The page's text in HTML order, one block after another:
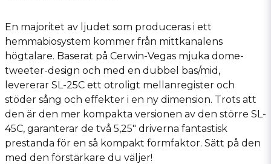
En majoritet av ljudet som produceras i ett
hemmabiosystem kommer från mittkanalens
högtalare. Baserat på Cerwin-Vegas mjuka dome-
tweeter-design och med en dubbel bas/mid,
levererar SL-25C ett otroligt mellanregister och
stöder sång och effekter i en ny dimension. Trots att
den är den mer kompakta versionen av den större SL-
45C, garanterar de två 5,25" driverna fantastisk
prestanda för en så kompakt formfaktor. Sätt på den
med den förstärkare du väljer!